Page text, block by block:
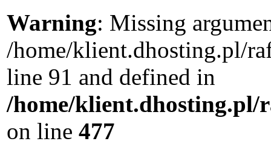
Warning: Missing
/home/klient.dhosting.pl/
line 91 and defined in
/home/klient.dhosting.pl/
on line 477